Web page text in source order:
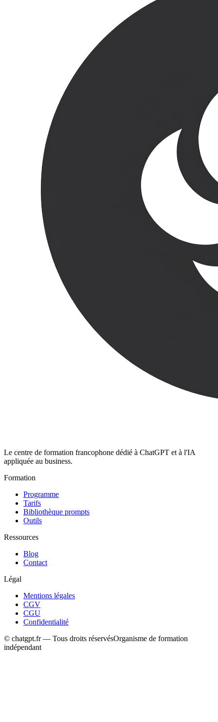
Le centre de formation francophone dédié à ChatGPT et à l'IA
appliquée au business.
Formation
Programme
Tarifs
Bibliothèque prompts
Outils
Ressources
Blog
Contact
Légal
Mentions légales
CGV
CGU
Confidentialité
© chatgpt.fr — Tous droits réservésOrganisme de formation
indépendant